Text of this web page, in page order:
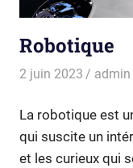
Robotique
2 juin 2023 admin
La robotique est
qui suscite un
et les curieux qui